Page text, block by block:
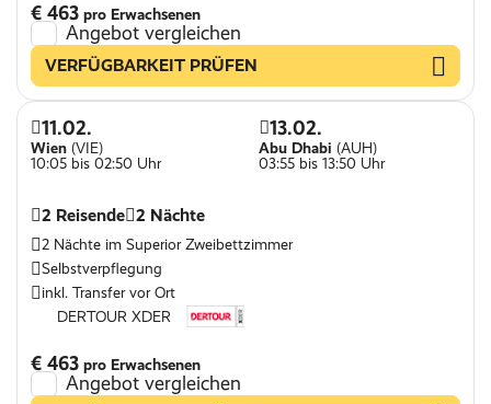
€ 463 pro Erwachsenen
Angebot vergleichen
VERFÜGBARKEIT PRÜFEN
11.02.
Wien (VIE)
10:05 bis 02:50 Uhr
13.02.
Abu Dhabi (AUH)
03:55 bis 13:50 Uhr
2 Reisende 2 Nächte
2 Nächte im Superior Zweibettzimmer
Selbstverpflegung
inkl. Transfer vor Ort
DERTOUR XDER
€ 463 pro Erwachsenen
Angebot vergleichen